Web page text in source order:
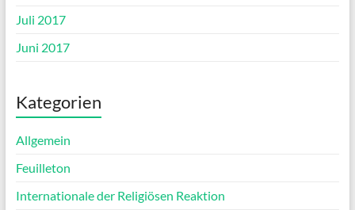
Juli 2017
Juni 2017
Kategorien
Allgemein
Feuilleton
Internationale der Religiösen Reaktion